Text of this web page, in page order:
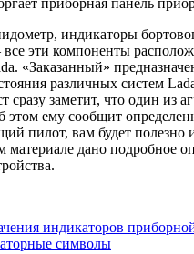
индикаторы
эти компоненты
«Заказанный»
различных систем
сразу заметит, что один из
этом ему сообщит
пилот, вам будет полезно
материале дано подробное
индикаторов
символы